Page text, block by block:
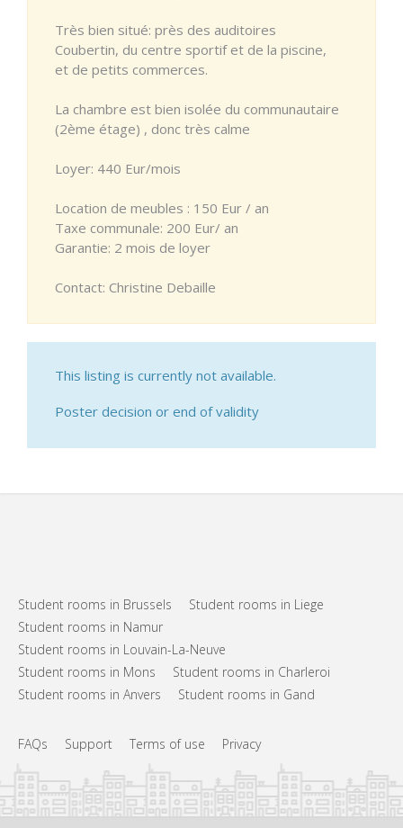
Très bien situé: près des auditoires
Coubertin, du centre sportif et de la piscine,
et de petits commerces.
La chambre est bien isolée du communautaire
(2ème étage) , donc très calme
Loyer: 440 Eur/mois
Location de meubles : 150 Eur / an
Taxe communale: 200 Eur/ an
Garantie: 2 mois de loyer
Contact: Christine Debaille
This listing is currently not available.
Poster decision or end of validity
Student rooms in Brussels
Student rooms in Liege
Student rooms in Namur
Student rooms in Louvain-La-Neuve
Student rooms in Mons
Student rooms in Charleroi
Student rooms in Anvers
Student rooms in Gand
FAQs Support Terms of use Privacy